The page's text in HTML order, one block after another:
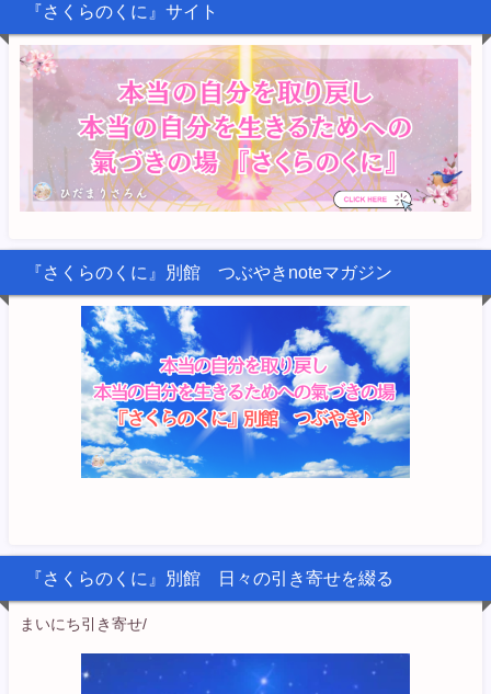
『さくらのくに』サイト
『さくらのくに』別館 つぶやきnoteマガジン
『さくらのくに』別館 日々の引き寄せを綴る
まいにち引き寄せ/